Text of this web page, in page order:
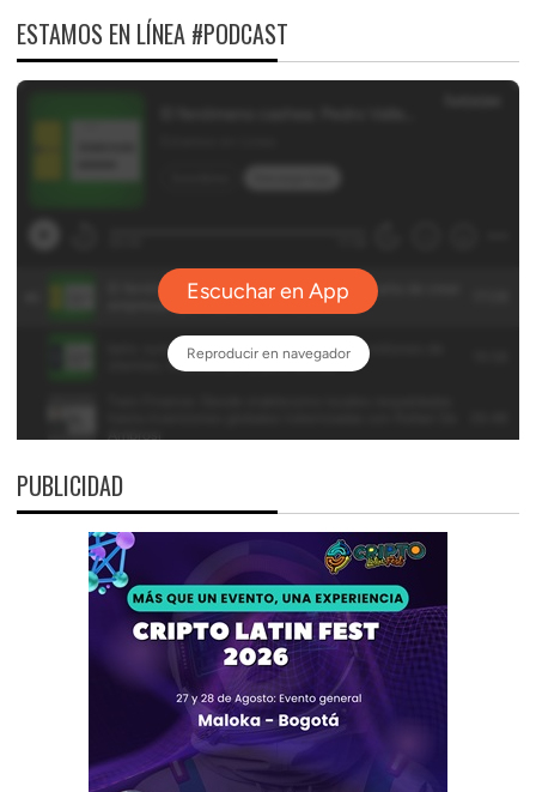
ESTAMOS EN LÍNEA #PODCAST
PUBLICIDAD